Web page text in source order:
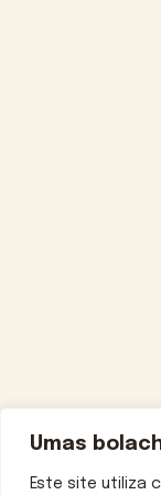
Umas
Este site utiliza